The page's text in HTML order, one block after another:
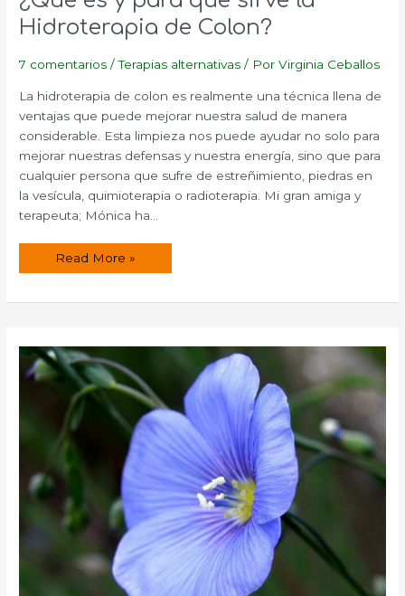
Hidroterapia de Colon?
7 comentarios /Terapias alternativas / PorVirginia Ceballos
La hidroterapia de colon es realmente una técnica llena de
ventajas que puede mejorar nuestra salud de manera
considerable. Esta limpieza nos puede ayudar no solo para
mejorar nuestras defensas y nuestra energía, sino que para
cualquier persona que sufre de estreñimiento, piedras en
la vesícula, quimioterapia o radioterapia. Mi gran amiga y
terapeuta; Mónica ha…
¿Que
que
de
Colon?
Read More »